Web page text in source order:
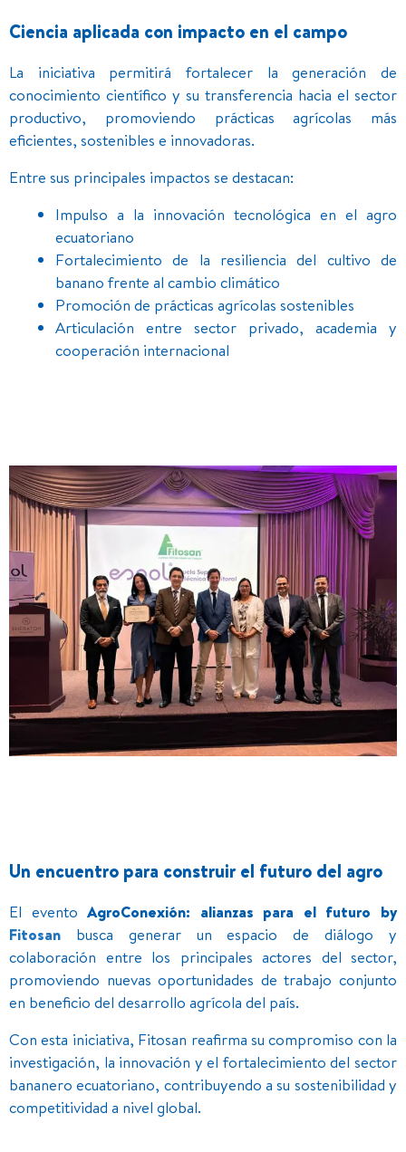
Ciencia aplicada con impacto en el campo
La iniciativa permitirá fortalecer la generación de
conocimiento científico y su transferencia hacia el sector
productivo, promoviendo prácticas agrícolas más
eficientes, sostenibles e innovadoras.
Entre sus principales impactos se destacan:
Impulso a la innovación tecnológica en el agro
ecuatoriano
Fortalecimiento de la resiliencia del cultivo de
banano frente al cambio climático
Promoción de prácticas agrícolas sostenibles
Articulación entre sector privado, academia y
cooperación internacional
Un encuentro para construir el futuro del agro
El eventoAgroConexión: alianzas para el futuro by
Fitosan busca generar un espacio de diálogo y
colaboración entre los principales actores del sector,
promoviendo nuevas oportunidades de trabajo conjunto
en beneficio del desarrollo agrícola del país.
Con esta iniciativa, Fitosan reafirma su compromiso con la
investigación, la innovación y el fortalecimiento del sector
bananero ecuatoriano, contribuyendo a su sostenibilidad y
competitividad a nivel global.